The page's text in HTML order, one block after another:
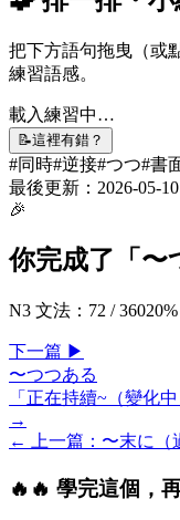
把下方語句拖曳（或
練習語感。
載入練習中…
📝這裡有錯？
#同時#逆接#つつ#書
最後更新： 2026-05-10
🎉
你完成了「 〜
N3 文法 ： 72 /36020%
下一篇 ▶
〜つつある
「正在持續~（變化中
→
← 上一篇 ： 〜末に（
🔥 🔥 學完這個，